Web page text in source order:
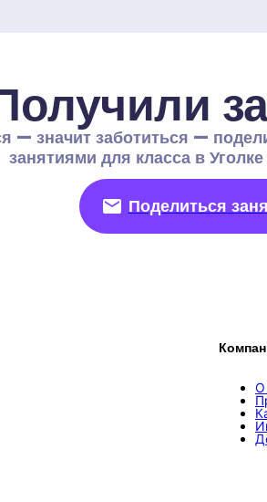
— значит заботиться —
занятиями для класса в
Поделиться
О